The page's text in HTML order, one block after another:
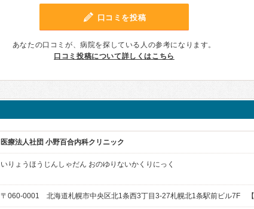
口コミを投稿
あなたの口コミが、病院を探している人の参考になります。
口コミ投稿について詳しくはこちら
医療法人社団 小野百合内科クリニック
いりょうほうじんしゃだん おのゆりないかくりにっく
〒060-0001 北海道札幌市中央区北1条西3丁目3-27札幌北1条駅前ビル7F 【